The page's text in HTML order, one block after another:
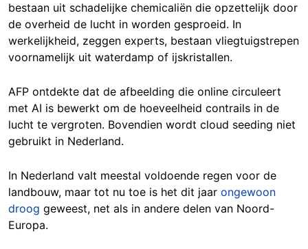
bestaan uit schadelijke chemicaliën die opzettelijk door
de overheid de lucht in worden gesproeid. In
werkelijkheid, zeggen experts, bestaan vliegtuigstrepen
voornamelijk uit waterdamp of ijskristallen.
AFP ontdekte dat de afbeelding die online circuleert
met AI is bewerkt om de hoeveelheid contrails in de
lucht te vergroten. Bovendien wordt cloud seeding niet
gebruikt in Nederland.
In Nederland valt meestal voldoende regen voor de
landbouw, maar tot nu toe is het dit jaar ongewoon
droog geweest, net als in andere delen van Noord-
Europa.